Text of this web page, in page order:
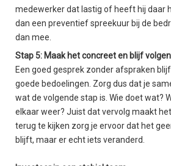
medewerker dat lastig of heeft hij daar
dan een preventief spreekuur bij de
dan mee.
Stap 5: Maak het concreet en blijf volgen
Een goed gesprek zonder afspraken
goede bedoelingen. Zorg dus dat je
wat de volgende stap is. Wie doet wat?
elkaar weer? Juist dat vervolg maakt
terug te kijken zorg je ervoor dat het
blijft, maar er echt iets veranderd.